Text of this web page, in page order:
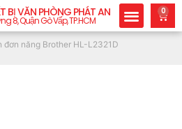
BỊ VĂN PHÒNG PHÁT AN
8, Quận Gò Vấp, TP.HCM
0
đơn năng Brother HL-L2321D